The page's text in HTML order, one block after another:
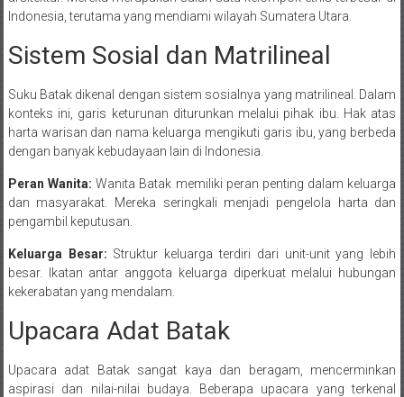
Indonesia, terutama yang mendiami wilayah Sumatera Utara.
Sistem Sosial dan Matrilineal
Suku Batak dikenal dengan sistem sosialnya yang matrilineal. Dalam
konteks ini, garis keturunan diturunkan melalui pihak ibu. Hak atas
harta warisan dan nama keluarga mengikuti garis ibu, yang berbeda
dengan banyak kebudayaan lain di Indonesia.
Peran Wanita: Wanita Batak memiliki peran penting dalam keluarga
dan masyarakat. Mereka seringkali menjadi pengelola harta dan
pengambil keputusan.
Keluarga Besar: Struktur keluarga terdiri dari unit-unit yang lebih
besar. Ikatan antar anggota keluarga diperkuat melalui hubungan
kekerabatan yang mendalam.
Upacara Adat Batak
Upacara adat Batak sangat kaya dan beragam, mencerminkan
aspirasi dan nilai-nilai budaya. Beberapa upacara yang terkenal